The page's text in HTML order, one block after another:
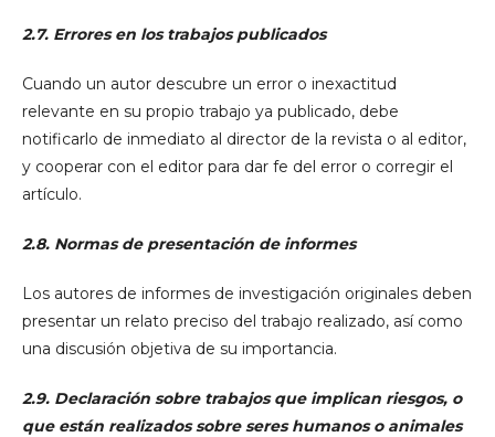
2.7. Errores en los trabajos publicados
Cuando un autor descubre un error o inexactitud
relevante en su propio trabajo ya publicado, debe
notificarlo de inmediato al director de la revista o al editor,
y cooperar con el editor para dar fe del error o corregir el
artículo.
2.8. Normas de presentación de informes
Los autores de informes de investigación originales deben
presentar un relato preciso del trabajo realizado, así como
una discusión objetiva de su importancia.
2.9. Declaración sobre trabajos que implican riesgos, o
que están realizados sobre seres humanos o animales